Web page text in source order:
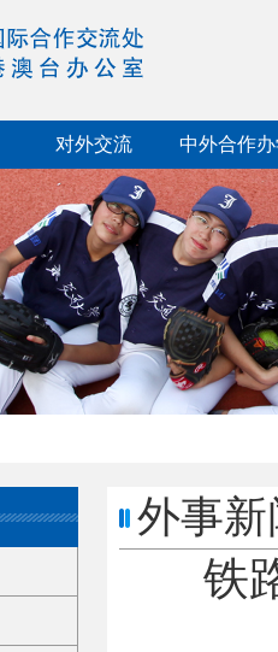
对外交流 中外合作
外事新
铁